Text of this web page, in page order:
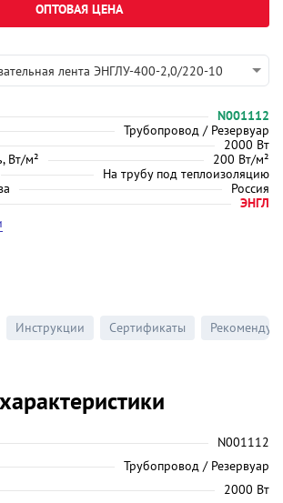
лента ЭНГЛУ-400-2,0/220-10
N001112
Трубопровод / Резервуар
2000 Вт
Вт/м²
200 Вт/м²
На трубу под теплоизоляцию
Россия
ЭНГЛ
ОПТОВАЯ ЦЕНА
Инструкции Сертификаты
N001112
Трубопровод / Резервуар
2000 Вт